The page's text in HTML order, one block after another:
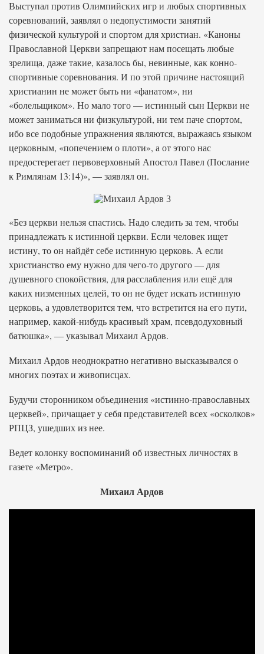
Выступал против Олимпийских игр и любых спортивных
соревнований, заявлял о недопустимости занятий
физической культурой и спортом для христиан. «Каноны
Православной Церкви запрещают нам посещать любые
зрелища, даже такие, казалось бы, невинные, как конно-
спортивные соревнования. И по этой причине настоящий
христианин не может быть ни «фанатом», ни
«болельщиком». Но мало того — истинный сын Церкви не
может заниматься ни физкультурой, ни тем паче спортом,
ибо все подобные упражнения являются, выражаясь языком
церковным, «попечением о плоти», а от этого нас
предостерегает первоверховный Апостол Павел (Послание
к Римлянам 13:14)», — заявлял он.
«Без церкви нельзя спастись. Надо следить за тем, чтобы
принадлежать к истинной церкви. Если человек ищет
истину, то он найдёт себе истинную церковь. А если
христианство ему нужно для чего-то другого — для
душевного спокойствия, для расслабления или ещё для
каких низменных целей, то он не будет искать истинную
церковь, а удовлетворится тем, что встретится на его пути,
например, какой-нибудь красивый храм, псевдодуховный
батюшка», — указывал Михаил Ардов.
Михаил Ардов неоднократно негативно высказывался о
многих поэтах и живописцах.
Будучи сторонником объединения «истинно-православных
церквей», причащает у себя представителей всех «осколков»
РПЦЗ, ушедших из нее.
Ведет колонку воспоминаний об известных личностях в
газете «Метро».
Михаил Ардов